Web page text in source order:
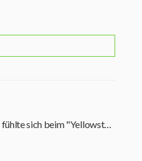
"Leckt mich doch“: Ed Harris fühlte sich beim "Yellowstone"-Ableger "Dutton Ranch" unterfordert